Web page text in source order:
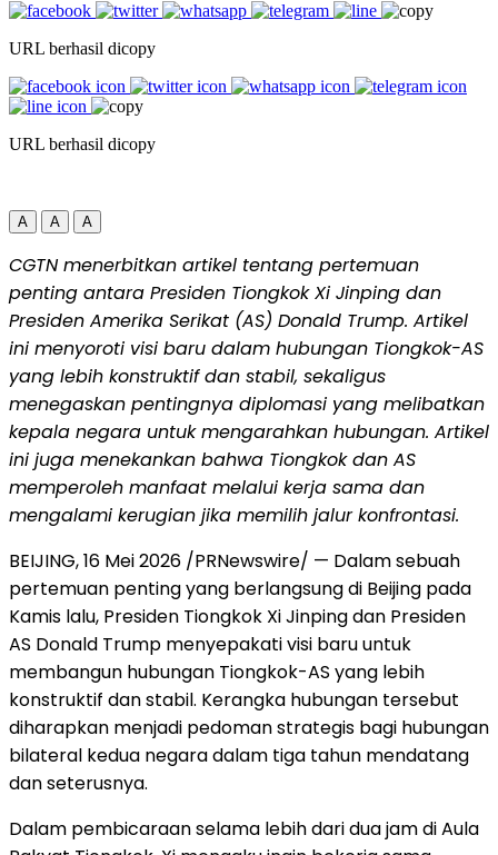
URL berhasil dicopy
URL berhasil dicopy
A A A
CGTN menerbitkan artikel tentang pertemuan
penting antara Presiden Tiongkok Xi Jinping dan
Presiden Amerika Serikat (AS) Donald Trump. Artikel
ini menyoroti visi baru dalam hubungan Tiongkok-AS
yang lebih konstruktif dan stabil, sekaligus
menegaskan pentingnya diplomasi yang melibatkan
kepala negara untuk mengarahkan hubungan. Artikel
ini juga menekankan bahwa Tiongkok dan AS
memperoleh manfaat melalui kerja sama dan
mengalami kerugian jika memilih jalur konfrontasi.
BEIJING, 16 Mei 2026 /PRNewswire/ — Dalam sebuah
pertemuan penting yang berlangsung di Beijing pada
Kamis lalu, Presiden Tiongkok Xi Jinping dan Presiden
AS Donald Trump menyepakati visi baru untuk
membangun hubungan Tiongkok-AS yang lebih
konstruktif dan stabil. Kerangka hubungan tersebut
diharapkan menjadi pedoman strategis bagi hubungan
bilateral kedua negara dalam tiga tahun mendatang
dan seterusnya.
Dalam pembicaraan selama lebih dari dua jam di Aula